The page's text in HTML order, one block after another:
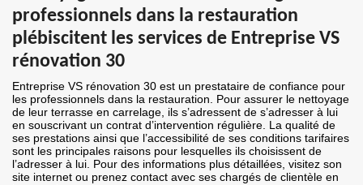
professionnels dans la restauration
plébiscitent les services de Entreprise VS
rénovation 30
Entreprise VS rénovation 30 est un prestataire de confiance pour
les professionnels dans la restauration. Pour assurer le nettoyage
de leur terrasse en carrelage, ils s’adressent de s’adresser à lui
en souscrivant un contrat d’intervention régulière. La qualité de
ses prestations ainsi que l’accessibilité de ses conditions tarifaires
sont les principales raisons pour lesquelles ils choisissent de
l’adresser à lui. Pour des informations plus détaillées, visitez son
site internet ou prenez contact avec ses chargés de clientèle en